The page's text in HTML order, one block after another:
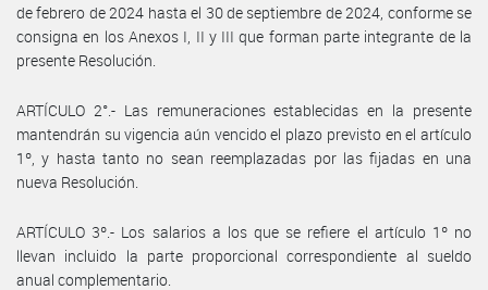
de febrero de 2024 hasta el 30 de septiembre de 2024, conforme se
consigna en los Anexos I, II y III que forman parte integrante de la
presente Resolución.
ARTÍCULO 2°.- Las remuneraciones establecidas en la presente
mantendrán su vigencia aún vencido el plazo previsto en el artículo
1º, y hasta tanto no sean reemplazadas por las fijadas en una
nueva Resolución.
ARTÍCULO 3º.- Los salarios a los que se refiere el artículo 1º no
llevan incluido la parte proporcional correspondiente al sueldo
anual complementario.